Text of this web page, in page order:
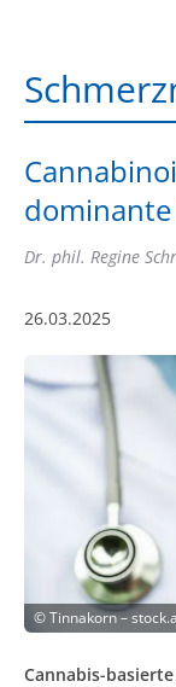
Dr. phil. Regine
26.03.2025
©Tinnakorn –
Cannabis-